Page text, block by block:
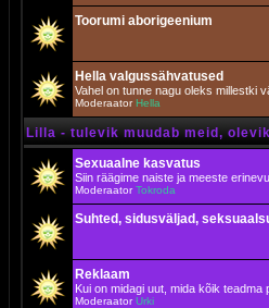
Toorumi aborigeenium
Hella valgussähvatused
Vahel on tunne nagu oleks millestki
Moderaator Hella
Lilla - tulevik muudab meid,
Sexuaalne kasvatus
Siin räägime naiste ja meeste
ModeraatorTokroda
Suhted, sidusväljad,
Reklaam
Kui on midagi uut, mida kõik teadma
ModeraatorUrki